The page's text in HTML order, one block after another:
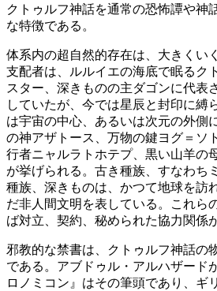
クトゥルフ神話を通常の恐怖譚や神
な特徴である。
体系内の超自然的存在は、大きくい
支配者は、ルルイエの海底で眠るク
スター、深きものの主ダゴンに代表
していたが、今では星辰と封印に縛
は宇宙の中心、あるいは次元の外側
の神アザトース、万物の鍵ヨグ＝ソ
行者ニャルラトホテプ、黒い山羊の
が挙げられる。古き種族、すなわち
種族、深きものは、かつて地球を訪
だ非人間文明を表している。これら
ば対立、契約、秘められた協力関係
邪教的な禁書は、クトゥルフ神話の
である。アブドゥル・アルハザード
ロノミコン』はその筆頭であり、ギ